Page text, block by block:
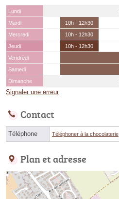
Lundi
Mardi
10h - 12h30
Mercredi
10h - 12h30
Jeudi
10h - 12h30
Vendredi
Samedi
Dimanche
Signaler une erreur
Contact
Téléphone Téléphoner à la chocolaterie
Plan et adresse